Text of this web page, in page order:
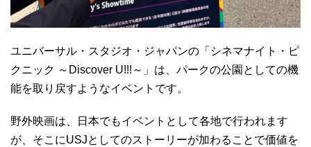
ユニバーサル・スタジオ・ジャパンの「シネマナイト・ピ
クニック ～Discover U!!!～」は、パークの公園としての機
能を取り戻すようなイベントです。
野外映画は、日本でもイベントとして各地で行われます
が、そこにUSJとしてのストーリーが加わることで価値を